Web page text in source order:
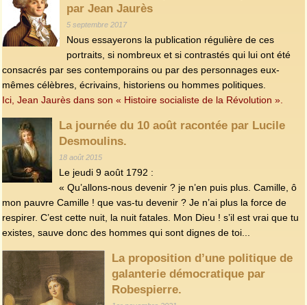
par Jean Jaurès
5 septembre 2017
Nous essayerons la publication régulière de ces
portraits, si nombreux et si contrastés qui lui ont été
consacrés par ses contemporains ou par des personnages eux-
mêmes célèbres, écrivains, historiens ou hommes politiques.
Ici, Jean Jaurès dans son « Histoire socialiste de la Révolution ».
La journée du 10 août racontée par Lucile
Desmoulins.
18 août 2015
Le jeudi 9 août 1792 :
« Qu’allons-nous devenir ? je n’en puis plus. Camille, ô
mon pauvre Camille ! que vas-tu devenir ? Je n’ai plus la force de
respirer. C’est cette nuit, la nuit fatales. Mon Dieu ! s’il est vrai que tu
existes, sauve donc des hommes qui sont dignes de toi...
La proposition d’une politique de
galanterie démocratique par
Robespierre.